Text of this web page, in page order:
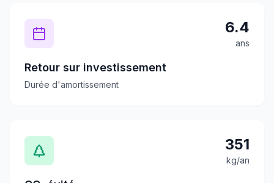
6.4
ans
Retour sur investissement
Durée d'amortissement
351
kg/an